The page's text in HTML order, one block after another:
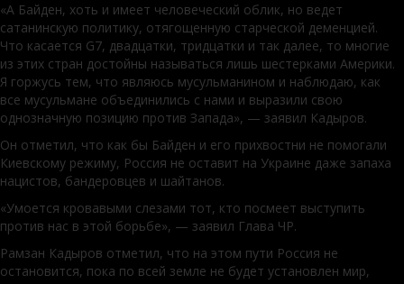
«А Байден, хоть и имеет человеческий облик, но ведет
сатанинскую политику, отягощенную старческой деменцией.
Что касается G7, двадцатки, тридцатки и так далее, то многие
из этих стран достойны называться лишь шестерками Америки.
Я горжусь тем, что являюсь мусульманином и наблюдаю, как
все мусульмане объединились с нами и выразили свою
однозначную позицию против Запада», — заявил Кадыров.
Он отметил, что как бы Байден и его прихвостни не помогали
Киевскому режиму, Россия не оставит на Украине даже запаха
нацистов, бандеровцев и шайтанов.
«Умоется кровавыми слезами тот, кто посмеет выступить
против нас в этой борьбе», — заявил Глава ЧР.
Рамзан Кадыров отметил, что на этом пути Россия не
остановится, пока по всей земле не будет установлен мир,